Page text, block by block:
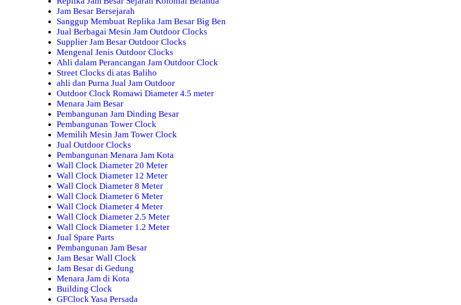
Jam Besar Bersejarah
Sanggup Membuat Replika Jam Besar Big Ben
Jual Berbagai Mesin Jam Outdoor Clocks
Supplier Jam Besar Outdoor Clocks
Mengenal Jenis Outdoor Clocks
Ahli dalam Perancangan Jam Outdoor Clock
Street Clocks di atas Baliho
ahli dan Purna Jual Jam Outdoor
Outdoor Clock Romawi Diameter 4.5 meter
Menara Jam Besar
Pembangunan Jam Dinding Besar
Pembangunan Tower Clock
Memilih Mesin Jam Tower Clock
Jual Outdoor Clocks
Pembangunan Menara Jam Kota
Wall Clock Diameter 20 Meter
Wall Clock Diameter 12 Meter
Wall Clock Diameter 8 Meter
Wall Clock Diameter 6 Meter
Wall Clock Diameter 4 Meter
Wall Clock Diameter 2.5 Meter
Wall Clock Diameter 1.2 Meter
Jual Spare Parts
Pembangunan Jam Besar
Jam Besar Wall Clock
Jam Besar di Gedung
Menara Jam di Kota
Building Clock
GFClock Yasa Persada